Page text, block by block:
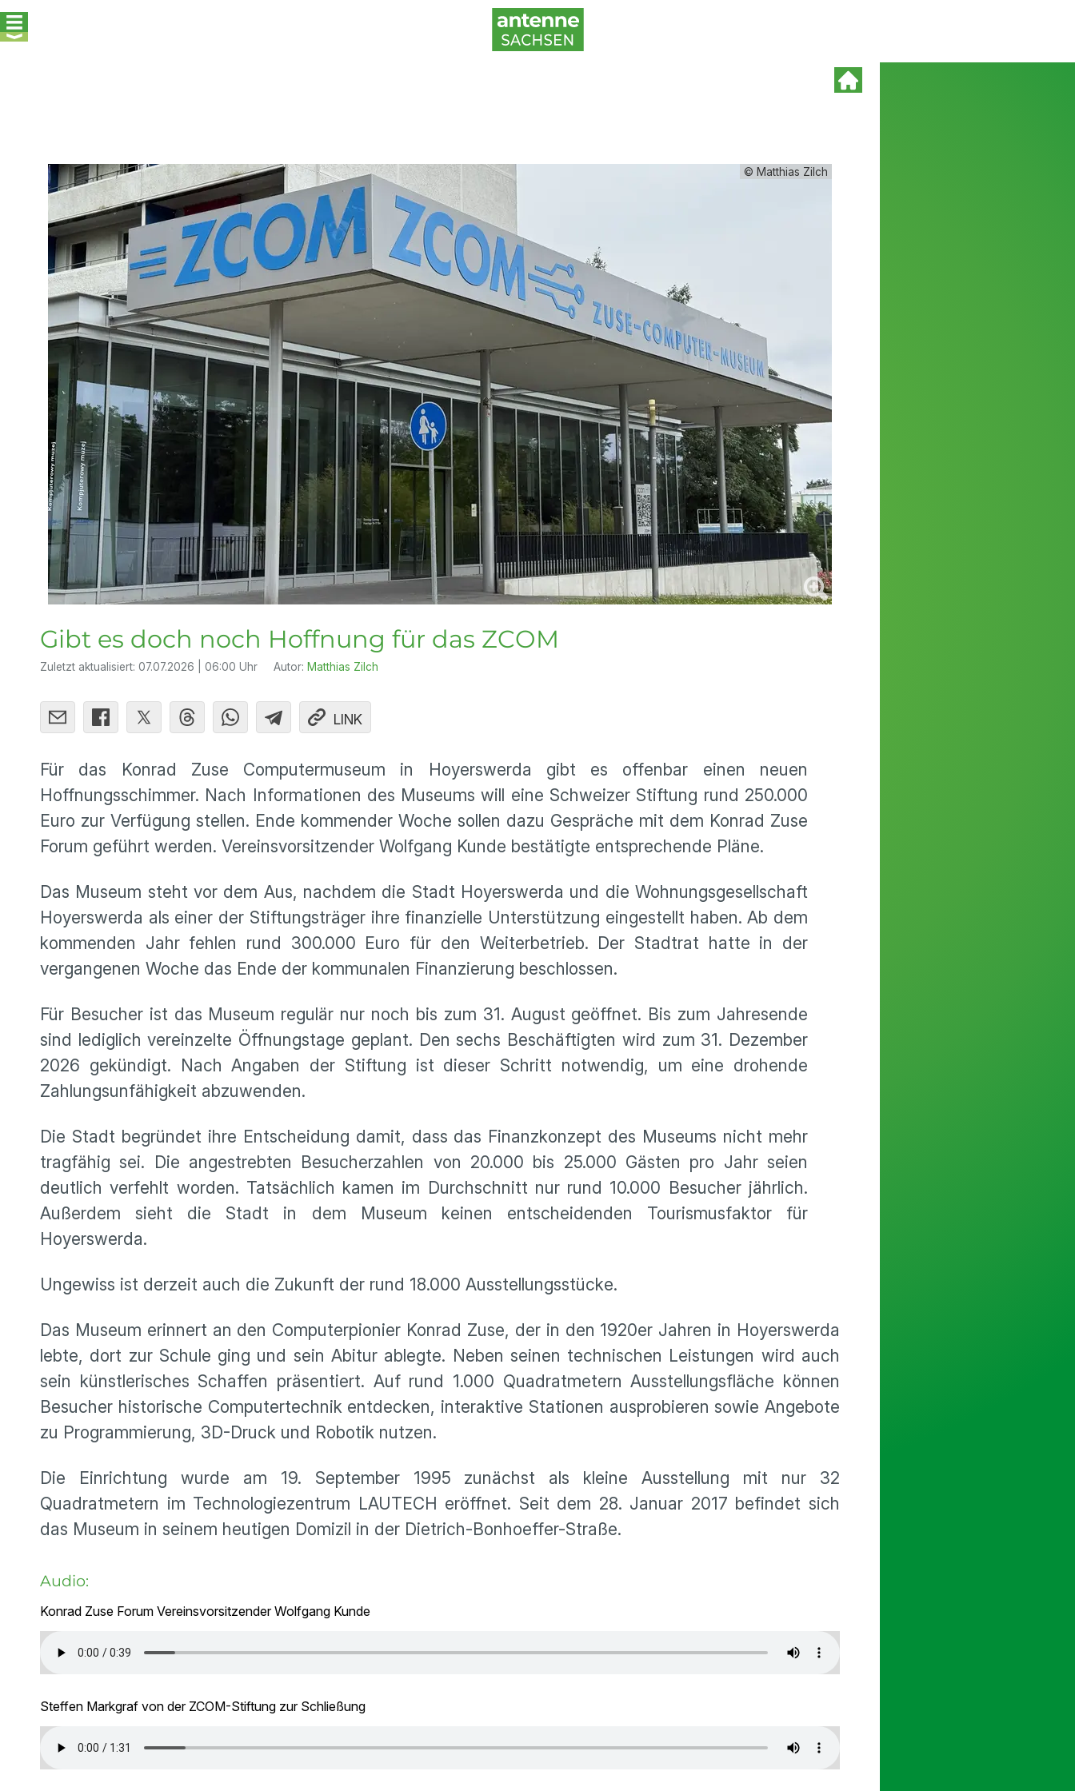
© Matthias Zilch
Gibt es doch noch Hoffnung für das ZCOM
Zuletzt aktualisiert: 07.07.2026 | 06:00 Uhr Autor: Matthias Zilch
LINK
Für das Konrad Zuse Computermuseum in Hoyerswerda gibt es offenbar einen neuen
Hoffnungsschimmer. Nach Informationen des Museums will eine Schweizer Stiftung rund 250.000
Euro zur Verfügung stellen. Ende kommender Woche sollen dazu Gespräche mit dem Konrad Zuse
Forum geführt werden. Vereinsvorsitzender Wolfgang Kunde bestätigte entsprechende Pläne.
Das Museum steht vor dem Aus, nachdem die Stadt Hoyerswerda und die Wohnungsgesellschaft
Hoyerswerda als einer der Stiftungsträger ihre finanzielle Unterstützung eingestellt haben. Ab dem
kommenden Jahr fehlen rund 300.000 Euro für den Weiterbetrieb. Der Stadtrat hatte in der
vergangenen Woche das Ende der kommunalen Finanzierung beschlossen.
Für Besucher ist das Museum regulär nur noch bis zum 31. August geöffnet. Bis zum Jahresende
sind lediglich vereinzelte Öffnungstage geplant. Den sechs Beschäftigten wird zum 31. Dezember
2026 gekündigt. Nach Angaben der Stiftung ist dieser Schritt notwendig, um eine drohende
Zahlungsunfähigkeit abzuwenden.
Die Stadt begründet ihre Entscheidung damit, dass das Finanzkonzept des Museums nicht mehr
tragfähig sei. Die angestrebten Besucherzahlen von 20.000 bis 25.000 Gästen pro Jahr seien
deutlich verfehlt worden. Tatsächlich kamen im Durchschnitt nur rund 10.000 Besucher jährlich.
Außerdem sieht die Stadt in dem Museum keinen entscheidenden Tourismusfaktor für
Hoyerswerda.
Ungewiss ist derzeit auch die Zukunft der rund 18.000 Ausstellungsstücke.
Das Museum erinnert an den Computerpionier Konrad Zuse, der in den 1920er Jahren in Hoyerswerda
lebte, dort zur Schule ging und sein Abitur ablegte. Neben seinen technischen Leistungen wird auch
sein künstlerisches Schaffen präsentiert. Auf rund 1.000 Quadratmetern Ausstellungsfläche können
Besucher historische Computertechnik entdecken, interaktive Stationen ausprobieren sowie Angebote
zu Programmierung, 3D-Druck und Robotik nutzen.
Die Einrichtung wurde am 19. September 1995 zunächst als kleine Ausstellung mit nur 32
Quadratmetern im Technologiezentrum LAUTECH eröffnet. Seit dem 28. Januar 2017 befindet sich
das Museum in seinem heutigen Domizil in der Dietrich-Bonhoeffer-Straße.
Audio:
Konrad Zuse Forum Vereinsvorsitzender Wolfgang Kunde
Steffen Markgraf von der ZCOM-Stiftung zur Schließung